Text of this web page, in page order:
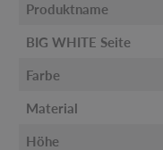
Produktname
BIG WHITE Seite
Farbe
Material
Höhe